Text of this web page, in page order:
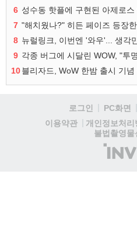
6
7
8 뉴럴링크, 이번엔 '와우'... 생각
9 각종 버그에 시달린 WOW, "투
10블리자드, WoW 한밤 출시 기
로그인 PC화면
이용약관
개인정보처리
불법촬영물
(